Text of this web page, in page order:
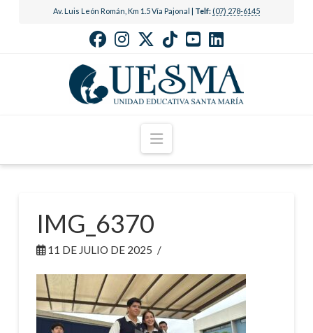
Av. Luis León Román, Km 1.5 Vía Pajonal | Telf: (07) 278-6145
Navigation
IMG_6370
11 DE JULIO DE 2025